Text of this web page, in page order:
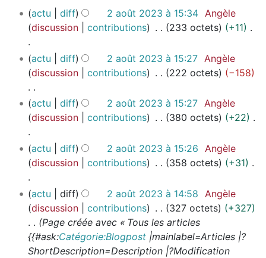
n
s
a
t
i
o
n
f
i
c
a
t
o
n
d
i
f
i
c
a
t
i
o
n
s
m
o
d
i
f
i
c
a
t
i
o
s
d
e
s
o
d
i
f
i
c
a
t
i
o
n
u
m
é
d
e
s
m
o
d
i
f
c
a
o
u
c
u
n
r
é
s
u
é
d
s
m
o
d
i
actu diff 2 août 2023 à 15:34 Angèle
discussion
contributions 233 octets +11
A
u
u
n
é
s
u
m
é
d
e
s
actu diff 2 août 2023 à 15:27
Angèle
discussion
contributions 222 octets −158
A
u
u
n
r
s
u
m
é
actu diff 2 août 2023 à 15:27 Angèle
discussion
contributions 380 octets +22
A
u
u
n
r
é
s
actu diff 2 août 2023 à 15:26
Angèle
discussion
contributions 358 octets +31
A
u
u
n
actu diff 2 août 2023 à 14:58
Angèle
discussion
contributions 327 octets
+327
Page créée avec « Tous les articles
{{#ask:Catégorie:Blogpost|mainlabel=Articles |?
ShortDescription=Description |?Modification